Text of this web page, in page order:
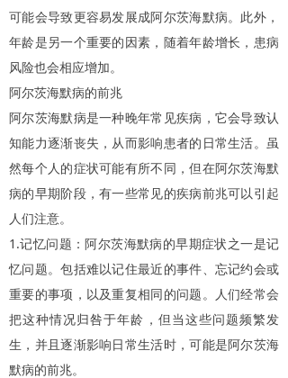
可能会导致更容易发展成阿尔茨海默病。此外，
年龄是另一个重要的因素，随着年龄增长，患病
风险也会相应增加。
阿尔茨海默病的前兆
阿尔茨海默病是一种晚年常见疾病，它会导致认
知能力逐渐丧失，从而影响患者的日常生活。虽
然每个人的症状可能有所不同，但在阿尔茨海默
病的早期阶段，有一些常见的疾病前兆可以引起
人们注意。
1.记忆问题：阿尔茨海默病的早期症状之一是记
忆问题。包括难以记住最近的事件、忘记约会或
重要的事项，以及重复相同的问题。人们经常会
把这种情况归咎于年龄，但当这些问题频繁发
生，并且逐渐影响日常生活时，可能是阿尔茨海
默病的前兆。